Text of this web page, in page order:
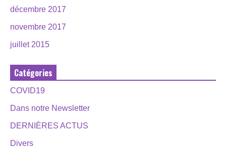
décembre 2017
novembre 2017
juillet 2015
Catégories
COVID19
Dans notre Newsletter
DERNIÈRES ACTUS
Divers